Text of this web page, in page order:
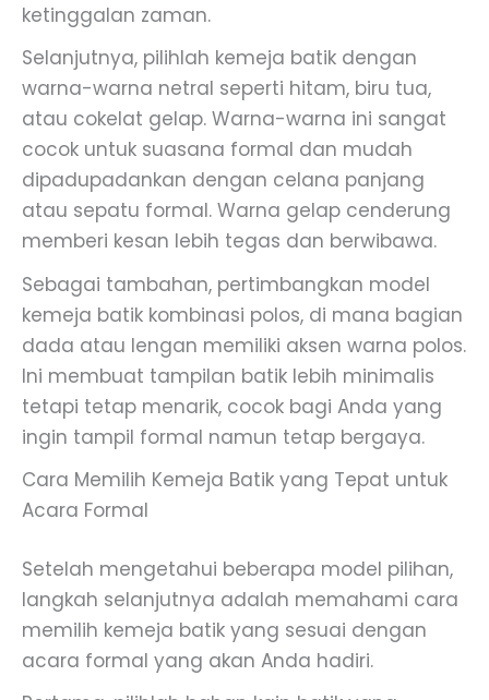
ketinggalan zaman.
Selanjutnya, pilihlah kemeja batik dengan
warna-warna netral seperti hitam, biru tua,
atau cokelat gelap. Warna-warna ini sangat
cocok untuk suasana formal dan mudah
dipadupadankan dengan celana panjang
atau sepatu formal. Warna gelap cenderung
memberi kesan lebih tegas dan berwibawa.
Sebagai tambahan, pertimbangkan model
kemeja batik kombinasi polos, di mana bagian
dada atau lengan memiliki aksen warna polos.
Ini membuat tampilan batik lebih minimalis
tetapi tetap menarik, cocok bagi Anda yang
ingin tampil formal namun tetap bergaya.
Cara Memilih Kemeja Batik yang Tepat untuk
Acara Formal
Setelah mengetahui beberapa model pilihan,
langkah selanjutnya adalah memahami cara
memilih kemeja batik yang sesuai dengan
acara formal yang akan Anda hadiri.